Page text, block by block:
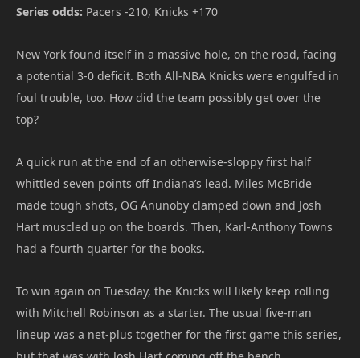
Series odds: Pacers -210, Knicks +170
New York found itself in a massive hole, on the road, facing
a potential 3-0 deficit. Both All-NBA Knicks were engulfed in
foul trouble, too. How did the team possibly get over the
top?
A quick run at the end of an otherwise-sloppy first half
whittled seven points off Indiana’s lead. Miles McBride
made tough shots, OG Anunoby clamped down and Josh
Hart muscled up on the boards. Then, Karl-Anthony Towns
had a fourth quarter for the books.
To win again on Tuesday, the Knicks will likely keep rolling
with Mitchell Robinson as a starter. The usual five-man
lineup was a net-plus together for the first game this series,